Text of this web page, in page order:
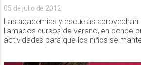
05 de julio de 2012
Las academias y escuelas aprovechan
llamados cursos de verano, en donde
actividades para que los niños se